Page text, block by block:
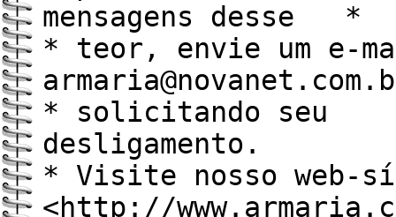
mensagens desse *
* teor, envie um e-
* solicitando seu
* Visite nosso web-
<http://